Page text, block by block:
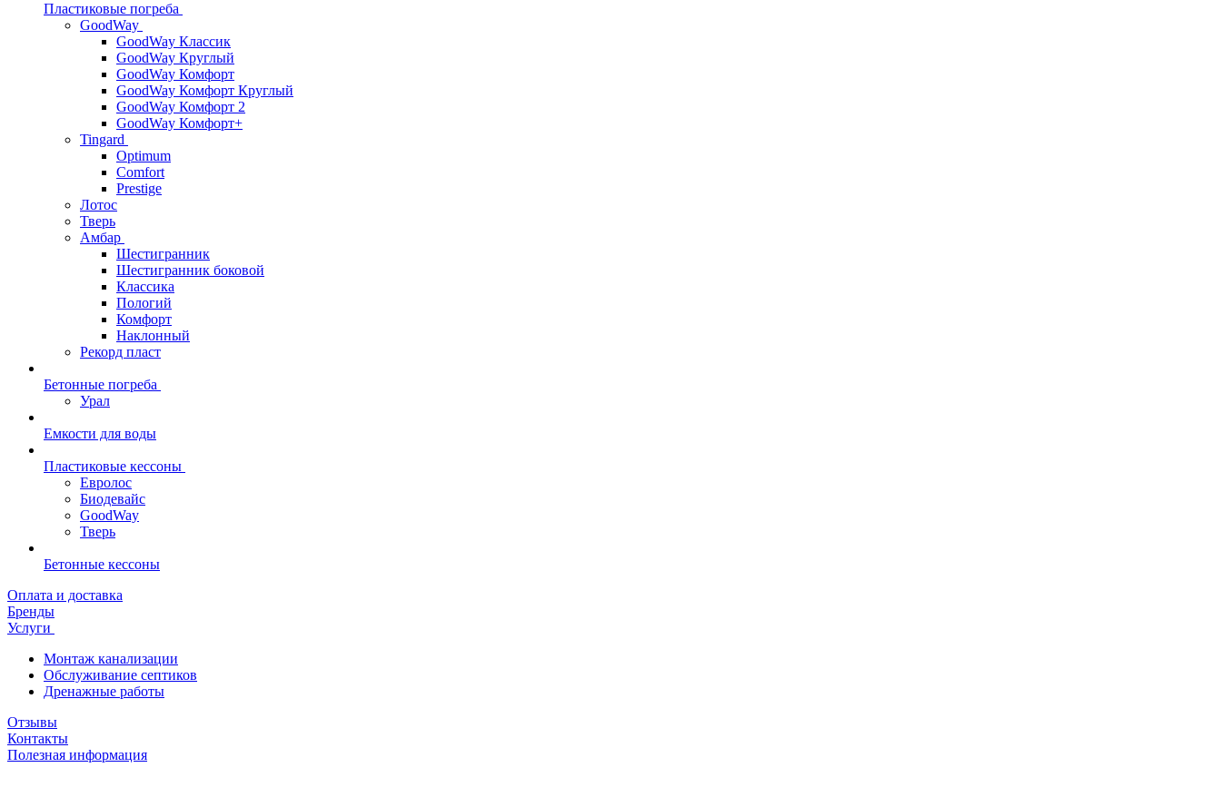
Пластиковые погреба
GoodWay
GoodWay Классик
GoodWay Круглый
GoodWay Комфорт
GoodWay Комфорт Круглый
GoodWay Комфорт 2
GoodWay Комфорт+
Tingard
Optimum
Comfort
Prestige
Лотос
Тверь
Амбар
Шестигранник
Шестигранник боковой
Классика
Пологий
Комфорт
Наклонный
Рекорд пласт
Бетонные погреба
Урал
Емкости для воды
Пластиковые кессоны
Евролос
Биодевайс
GoodWay
Тверь
Бетонные кессоны
Оплата и доставка
Бренды
Услуги
Монтаж канализации
Обслуживание септиков
Дренажные работы
Отзывы
Контакты
Полезная информация